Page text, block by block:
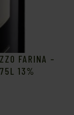
FARINA –
13%